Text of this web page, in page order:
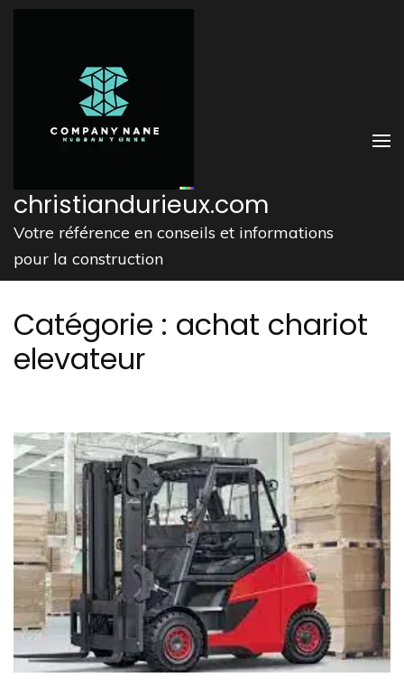
Aller
christiandurieux.com
Votre référence en conseils et informations
pour la construction
Catégorie : achat chariot
elevateur